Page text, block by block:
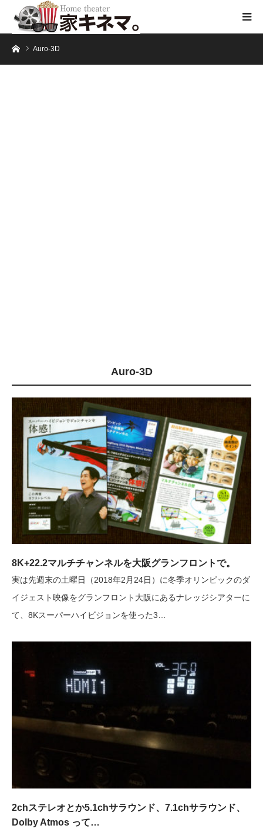
ホームAuro-3D
Auro-3D
8K+22.2マルチチャンネルを大阪グランフロントで。
実は先週末の土曜日（2018年2月24日）に冬季オリンピックのダ
イジェスト映像をグランフロント大阪にあるナレッジシアターに
て、8Kスーパーハイビジョンを使った3…
2chステレオとか5.1chサラウンド、7.1chサラウンド、
Dolby Atmos って…